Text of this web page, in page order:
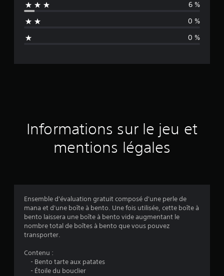
n
n
d
a
s
6 %
0 %
0 %
Informations sur le jeu et
mentions légales
Ensemble d'évaluation gratuit composé d'une perle de
mana et d'une boîte à bento. Une fois utilisée, cette boîte à
bento laissera une boîte à bento vide augmentant le
nombre total de boîtes à bento que vous pouvez
transporter.
Contenu :
- Bento tarte aux patates
- Étoile du bouclier